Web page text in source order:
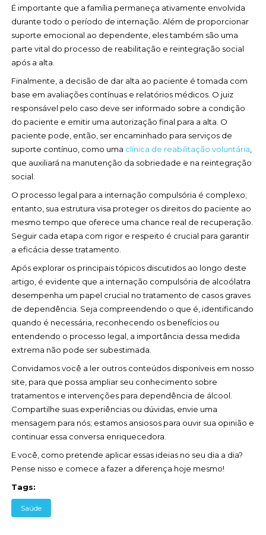
É importante que a família permaneça ativamente envolvida
durante todo o período de internação. Além de proporcionar
suporte emocional ao dependente, eles também são uma
parte vital do processo de reabilitação e reintegração social
após a alta.
Finalmente, a decisão de dar alta ao paciente é tomada com
base em avaliações contínuas e relatórios médicos. O juiz
responsável pelo caso deve ser informado sobre a condição
do paciente e emitir uma autorização final para a alta. O
paciente pode, então, ser encaminhado para serviços de
suporte contínuo, como uma clínica de reabilitação voluntária
que auxiliará na manutenção da sobriedade e na reintegração
social.
O processo legal para a internação compulsória é complexo;
entanto, sua estrutura visa proteger os direitos do paciente ao
mesmo tempo que oferece uma chance real de recuperação.
Seguir cada etapa com rigor e respeito é crucial para garantir
a eficácia desse tratamento.
Após explorar os principais tópicos discutidos ao longo deste
artigo, é evidente que a internação compulsória de alcoólatra
desempenha um papel crucial no tratamento de casos graves
de dependência. Seja compreendendo o que é, identificando
quando é necessária, reconhecendo os benefícios ou
entendendo o processo legal, a importância dessa medida
extrema não pode ser subestimada.
Convidamos você a ler outros conteúdos disponíveis em nosso
site, para que possa ampliar seu conhecimento sobre
tratamentos e intervenções para dependência de álcool.
Compartilhe suas experiências ou dúvidas, envie uma
mensagem para nós; estamos ansiosos para ouvir sua opinião e
continuar essa conversa enriquecedora.
E você, como pretende aplicar essas ideias no seu dia a dia?
Pense nisso e comece a fazer a diferença hoje mesmo!
Tags:
Saúde